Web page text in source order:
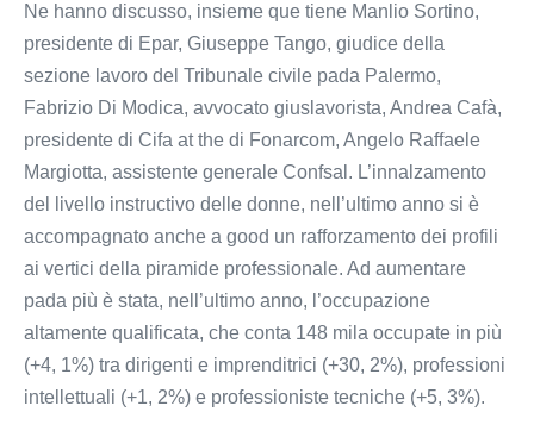
Ne hanno discusso, insieme que tiene Manlio Sortino,
presidente di Epar, Giuseppe Tango, giudice della
sezione lavoro del Tribunale civile pada Palermo,
Fabrizio Di Modica, avvocato giuslavorista, Andrea Cafà,
presidente di Cifa at the di Fonarcom, Angelo Raffaele
Margiotta, assistente generale Confsal. L’innalzamento
del livello instructivo delle donne, nell’ultimo anno si è
accompagnato anche a good un rafforzamento dei profili
ai vertici della piramide professionale. Ad aumentare
pada più è stata, nell’ultimo anno, l’occupazione
altamente qualificata, che conta 148 mila occupate in più
(+4, 1%) tra dirigenti e imprenditrici (+30, 2%), professioni
intellettuali (+1, 2%) e professioniste tecniche (+5, 3%).